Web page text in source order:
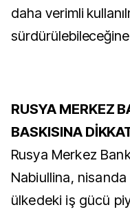
daha verimli
RUSYA MERKEZ
BASKISINA
Rusya Merkez
Nabiullina, nisanda
ülkedeki iş gücü